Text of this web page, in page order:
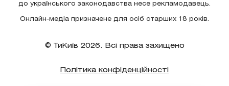
до українського законодавства несе рекламодавець.
Онлайн-медіа призначене для осіб старших 18 років.
© ТиКиїв 2026. Всі права захищено
Політика конфіденційності